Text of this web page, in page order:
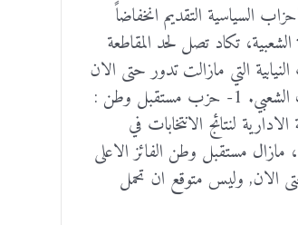
السياسية التقديم انخفاضاً
تكاد تصل لحد المقاطعة
النيابية التي مازالت تدور حتى الان
، بنفس العزوف الشعبي. 1- حزب مستقبل وطن :
لنتائج الانتخابات في
مستقبل وطن الفائز الاعلى
حتى الان, وليس متوقع ان تحمل